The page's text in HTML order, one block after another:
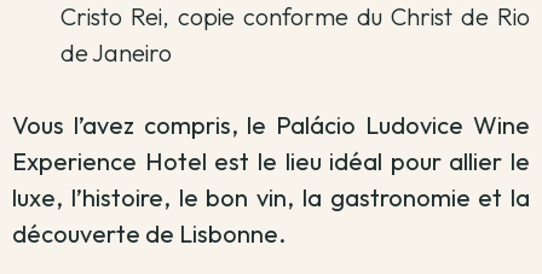
Cristo Rei, copie conforme du Christ de Rio
de Janeiro
Vous l’avez compris, le Palácio Ludovice Wine
Experience Hotel est le lieu idéal pour allier le
luxe, l’histoire, le bon vin, la gastronomie et la
découverte de Lisbonne.